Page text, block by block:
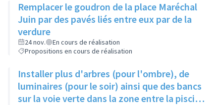
Remplacer le goudron de la place Maréchal
Juin par des pavés liés entre eux par de la
verdure
24 nov.
En cours de réalisation
Propositions en cours de réalisation
Installer plus d'arbres (pour l'ombre), de
luminaires (pour le soir) ainsi que des bancs
sur la voie verte dans la zone entre la piscine